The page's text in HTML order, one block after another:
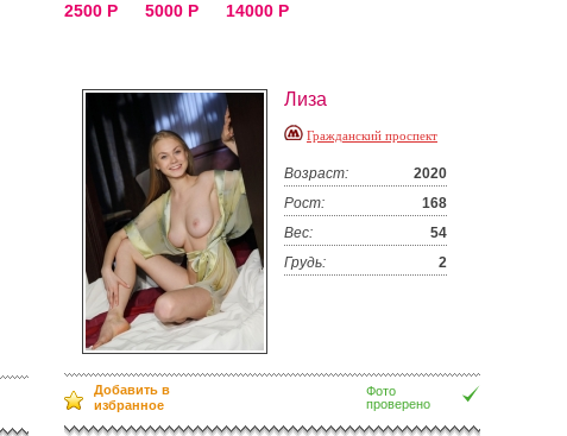
2500 Р 5000 Р 14000 Р
Лиза
Гражданский проспект
Возраст:
2020
Рост:
168
Вес:
54
Грудь:
2
Добавить в
избранное
Фото
проверено